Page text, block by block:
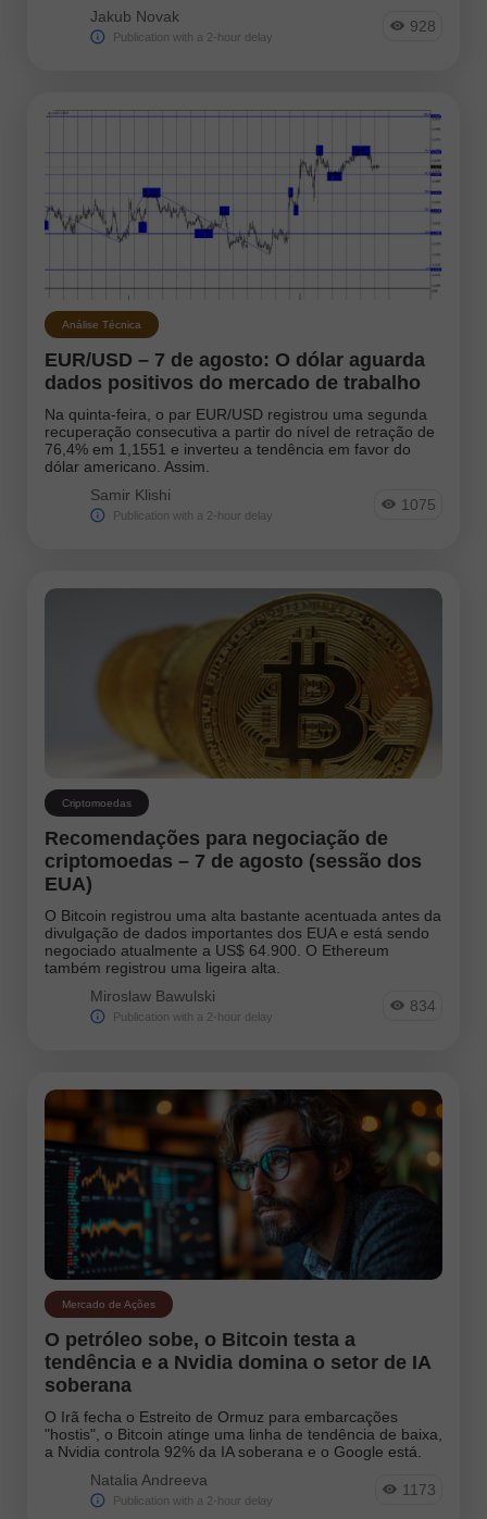
Jakub Novak
Publication with a 2-hour delay
928
Análise Técnica
EUR/USD – 7 de agosto: O dólar aguarda
dados positivos do mercado de trabalho
Na quinta-feira, o par EUR/USD registrou uma segunda
recuperação consecutiva a partir do nível de retração de
76,4% em 1,1551 e inverteu a tendência em favor do
dólar americano. Assim.
Samir Klishi
Publication with a 2-hour delay
1075
Criptomoedas
Recomendações para negociação de
criptomoedas – 7 de agosto (sessão dos
EUA)
O Bitcoin registrou uma alta bastante acentuada antes da
divulgação de dados importantes dos EUA e está sendo
negociado atualmente a US$ 64.900. O Ethereum
também registrou uma ligeira alta.
Miroslaw Bawulski
Publication with a 2-hour delay
834
Mercado de Ações
O petróleo sobe, o Bitcoin testa a
tendência e a Nvidia domina o setor de IA
soberana
O Irã fecha o Estreito de Ormuz para embarcações
"hostis", o Bitcoin atinge uma linha de tendência de baixa,
a Nvidia controla 92% da IA soberana e o Google está.
Natalia Andreeva
Publication with a 2-hour delay
1173